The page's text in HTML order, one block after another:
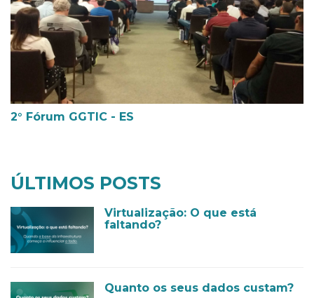
2° Fórum GGTIC - ES
ÚLTIMOS POSTS
Virtualização: O que está
faltando?
Quanto os seus dados custam?